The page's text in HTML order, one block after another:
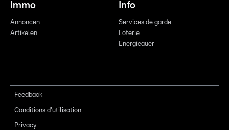
Immo
Annoncen
Artikelen
Info
Services de garde
Loterie
Energieauer
Feedback
Conditions d'utilisation
Privacy